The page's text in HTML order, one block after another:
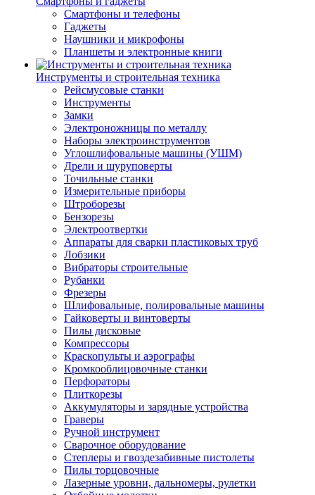
Смартфоны и телефоны
Гаджеты
Наушники и микрофоны
Планшеты и электронные книги
Инструменты и строительная техника
Рейсмусовые станки
Инструменты
Замки
Электроножницы по металлу
Наборы электроинструментов
Углошлифовальные машины (УШМ)
Дрели и шуруповерты
Точильные станки
Измерительные приборы
Штроборезы
Бензорезы
Электроотвертки
Аппараты для сварки пластиковых труб
Лобзики
Вибраторы строительные
Рубанки
Фрезеры
Шлифовальные, полировальные машины
Гайковерты и винтоверты
Пилы дисковые
Компрессоры
Краскопульты и аэрографы
Кромкооблицовочные станки
Перфораторы
Плиткорезы
Аккумуляторы и зарядные устройства
Граверы
Ручной инструмент
Сварочное оборудование
Степлеры и гвоздезабивные пистолеты
Пилы торцовочные
Лазерные уровни, дальномеры, рулетки